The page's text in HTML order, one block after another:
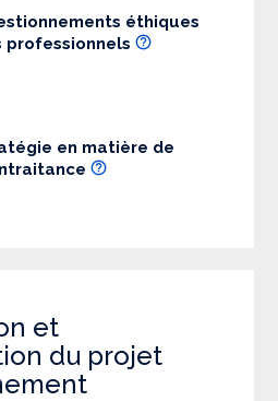
éthiques
professionnels
en matière de
et
du projet